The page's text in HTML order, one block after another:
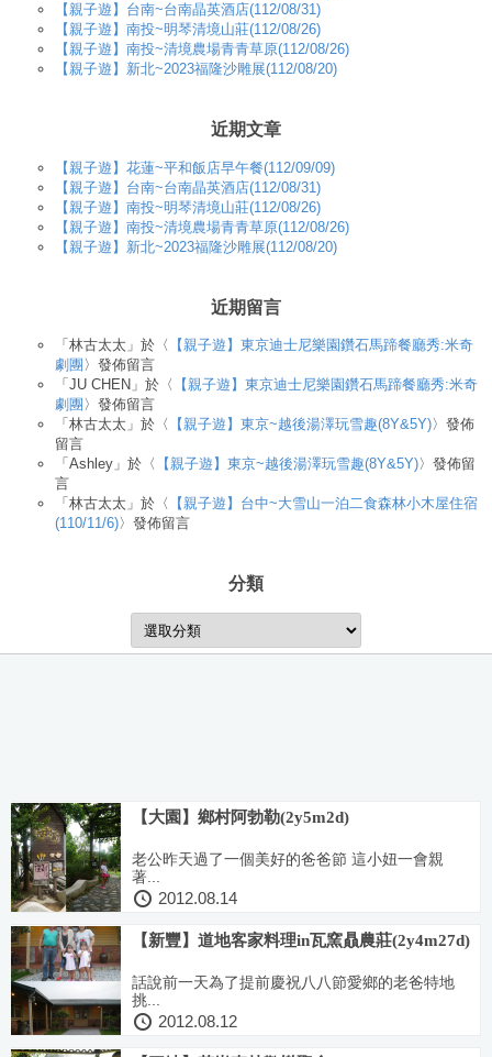
【親子遊】台南~台南晶英酒店(112/08/31)
【親子遊】南投~明琴清境山莊(112/08/26)
【親子遊】南投~清境農場青青草原(112/08/26)
【親子遊】新北~2023福隆沙雕展(112/08/20)
近期文章
【親子遊】花蓮~平和飯店早午餐(112/09/09)
【親子遊】台南~台南晶英酒店(112/08/31)
【親子遊】南投~明琴清境山莊(112/08/26)
【親子遊】南投~清境農場青青草原(112/08/26)
【親子遊】新北~2023福隆沙雕展(112/08/20)
近期留言
「 林古太太 」於〈
【親子遊】東京迪士尼樂園鑽石馬蹄餐廳秀:米奇
劇團 〉發佈留言
「 JU CHEN 」於〈
【親子遊】東京迪士尼樂園鑽石馬蹄餐廳秀:米奇
劇團 〉發佈留言
「 林古太太 」於〈 【親子遊】東京~越後湯澤玩雪趣(8Y&5Y)〉發佈
留言
「 Ashley 」於〈 【親子遊】東京~越後湯澤玩雪趣(8Y&5Y)〉發佈留
言
「 林古太太 」於〈
【親子遊】台中~大雪山一泊二食森林小木屋住宿
(110/11/6)〉發佈留言
分類
分
類
【大園】鄉村阿勃勒(2y5m2d)
老公昨天過了一個美好的爸爸節 這小妞一會親
著...
2012.08.14
【新豐】道地客家料理in瓦窯贔農莊(2y4m27d)
話說前一天為了提前慶祝八八節愛鄉的老爸特地
挑...
2012.08.12